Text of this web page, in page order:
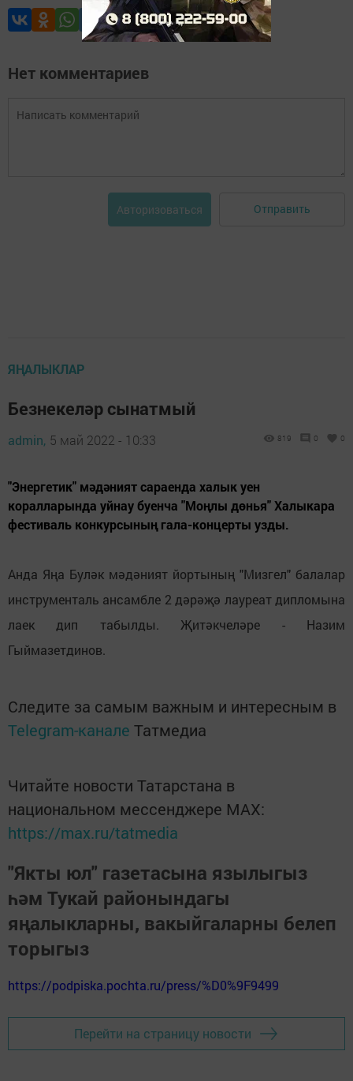
Нет комментариев
Авторизоваться Отправить
ЯҢАЛЫКЛАР
Безнекеләр сынатмый
admin, 5 май 2022 - 10:33 819 0 0
"Энергетик" мәдәният сараенда халык уен
коралларында уйнау буенча "Моңлы дөнья" Халыкара
фестиваль конкурсының гала-концерты узды.
Анда Яңа Буләк мәдәният йортының "Мизгел" балалар
инструменталь ансамбле 2 дәрәҗә лауреат дипломына
лаек дип табылды. Җитәкчеләре - Назим
Гыймазетдинов.
Следите за самым важным и интересным в
Telegram-канале Татмедиа
Читайте новости Татарстана в
национальном мессенджере MАХ:
https://max.ru/tatmedia
"Якты юл" газетасына язылыгыз
һәм Тукай районындагы
яңалыкларны, вакыйгаларны белеп
торыгыз
https://podpiska.pochta.ru/press/%D0%9F9499
Перейти на страницу новости